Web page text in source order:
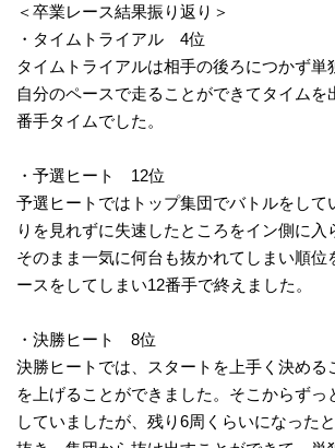
＜卒業レース結果振り返り＞
・タイムトライアル 4位
タイムトライアルは相手の後ろにつかず単
自分のペースで走ることができてタイムを
番手タイムでした。
・予選ヒート 12位
予選ヒートではトップ集団でバトルをして
りを見れずに失速したところをイン側に入
そのまま一気に何台も抜かれてしまい順位
ースをしてしまい12番手で終えました。
・決勝ヒート 8位
決勝ヒートでは、スタートを上手く決める
を上げることができました。そこからずっ
していましたが、残り6周くらいになった